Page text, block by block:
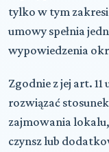
tylko w tym
umowy spełnia
wypowiedzenia
Zgodnie z jej art. 11
rozwiązać
zajmowania
czynsz lub